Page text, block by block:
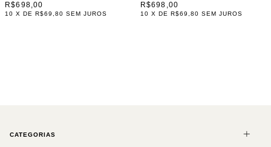
R$698,00
10 X DER$69,80 SEM JUROS
R$698,00
10 X DE R$69,80 SEM JUROS
CATEGORIAS